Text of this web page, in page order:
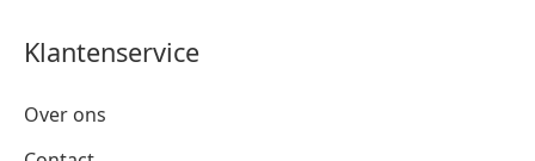
Klantenservice
Over ons